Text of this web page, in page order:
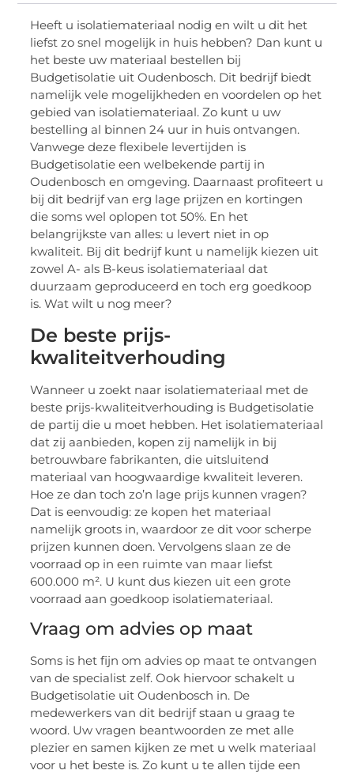
Heeft u isolatiemateriaal nodig en wilt u dit het
liefst zo snel mogelijk in huis hebben? Dan kunt u
het beste uw materiaal bestellen bij
Budgetisolatie uit Oudenbosch. Dit bedrijf biedt
namelijk vele mogelijkheden en voordelen op het
gebied van isolatiemateriaal. Zo kunt u uw
bestelling al binnen 24 uur in huis ontvangen.
Vanwege deze flexibele levertijden is
Budgetisolatie een welbekende partij in
Oudenbosch en omgeving. Daarnaast profiteert u
bij dit bedrijf van erg lage prijzen en kortingen
die soms wel oplopen tot 50%. En het
belangrijkste van alles: u levert niet in op
kwaliteit. Bij dit bedrijf kunt u namelijk kiezen uit
zowel A- als B-keus isolatiemateriaal dat
duurzaam geproduceerd en toch erg goedkoop
is. Wat wilt u nog meer?
De beste prijs-
kwaliteitverhouding
Wanneer u zoekt naar isolatiemateriaal met de
beste prijs-kwaliteitverhouding is Budgetisolatie
de partij die u moet hebben. Het isolatiemateriaal
dat zij aanbieden, kopen zij namelijk in bij
betrouwbare fabrikanten, die uitsluitend
materiaal van hoogwaardige kwaliteit leveren.
Hoe ze dan toch zo’n lage prijs kunnen vragen?
Dat is eenvoudig: ze kopen het materiaal
namelijk groots in, waardoor ze dit voor scherpe
prijzen kunnen doen. Vervolgens slaan ze de
voorraad op in een ruimte van maar liefst
600.000 m². U kunt dus kiezen uit een grote
voorraad aan goedkoop isolatiemateriaal.
Vraag om advies op maat
Soms is het fijn om advies op maat te ontvangen
van de specialist zelf. Ook hiervoor schakelt u
Budgetisolatie uit Oudenbosch in. De
medewerkers van dit bedrijf staan u graag te
woord. Uw vragen beantwoorden ze met alle
plezier en samen kijken ze met u welk materiaal
voor u het beste is. Zo kunt u te allen tijde een